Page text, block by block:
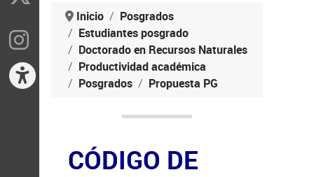
Inicio
Posgrados
Estudiantes posgrado
Doctorado en Recursos Naturales
Productividad académica
Posgrados
Propuesta PG
CÓDIGO DE
Instragram